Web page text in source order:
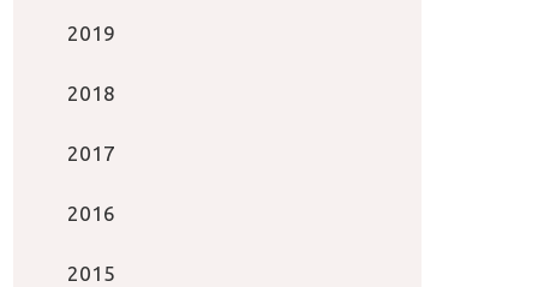
2019
2018
2017
2016
2015